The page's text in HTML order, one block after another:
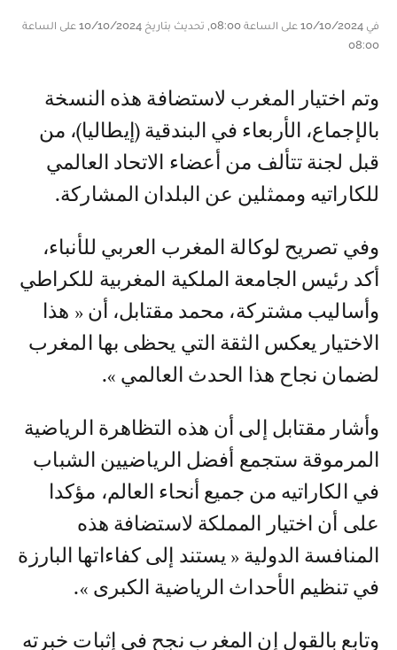
في 10/10/2024 على الساعة 08:00, تحديث بتاريخ 10/10/2024 على الساعة
08:00
وتم اختيار المغرب لاستضافة هذه النسخة
بالإجماع، الأربعاء في البندقية (إيطاليا)، من
قبل لجنة تتألف من أعضاء الاتحاد العالمي
للكاراتيه وممثلين عن البلدان المشاركة.
وفي تصريح لوكالة المغرب العربي للأنباء،
أكد رئيس الجامعة الملكية المغربية للكراطي
وأساليب مشتركة، محمد مقتابل، أن « هذا
الاختيار يعكس الثقة التي يحظى بها المغرب
لضمان نجاح هذا الحدث العالمي ».
وأشار مقتابل إلى أن هذه التظاهرة الرياضية
المرموقة ستجمع أفضل الرياضيين الشباب
في الكاراتيه من جميع أنحاء العالم، مؤكدا
على أن اختيار المملكة لاستضافة هذه
المنافسة الدولية « يستند إلى كفاءاتها البارزة
في تنظيم الأحداث الرياضية الكبرى ».
وتابع بالقول إن المغرب نجح في إثبات خبرته